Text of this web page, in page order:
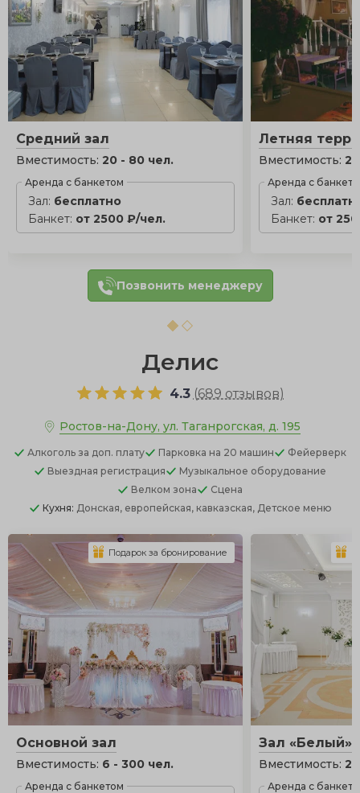
Средний зал
Вместимость: 20 - 80 чел.
Аренда с банкетом
Зал: бесплатно
Банкет: от 2500 ₽/чел.
Летняя
Вместимость:
Аренда с
Зал:
Банкет: от
Позвонить менеджеру
Делис
4.3 (689 отзывов)
Ростов-на-Дону, ул. Таганрогская, д. 195
Алкоголь за доп. плату Парковка на 20 машин
Фейерверк
Выездная регистрация
Музыкальное оборудование
Велком зона
Сцена
Кухня: Донская, европейская, кавказская, Детское меню
Основной зал
Вместимость: 6 - 300 чел.
Аренда с банкетом
Подарок за бронирование
Зал «Белый»
Вместимость:
Аренда с